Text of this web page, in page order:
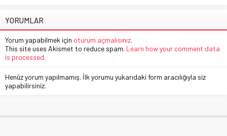
YORUMLAR
Yorum yapabilmek için oturum açmalısınız.
This site uses Akismet to reduce spam. Learn how your comment data
is processed.
Henüz yorum yapılmamış. İlk yorumu yukarıdaki form aracılığıyla siz
yapabilirsiniz.